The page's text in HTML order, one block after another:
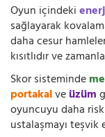
Oyun içindeki
sağlayarak
daha cesur
kısıtlıdır ve
Skor sisteminde
portakalveüzüm
oyuncuyu daha
ustalaşmayı